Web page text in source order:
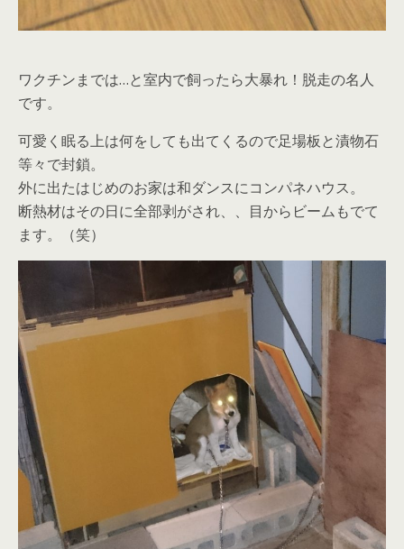
ワクチンまでは…と室内で飼ったら大暴れ！脱走の名人
です。
可愛く眠る上は何をしても出てくるので足場板と漬物石
等々で封鎖。
外に出たはじめのお家は和ダンスにコンパネハウス。
断熱材はその日に全部剥がされ、、目からビームもでて
ます。（笑）